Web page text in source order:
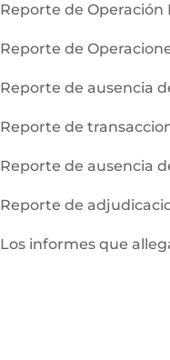
Reporte de Operación
Reporte de
Reporte de ausencia
Reporte de
Reporte de ausencia
Reporte de
Los informes que